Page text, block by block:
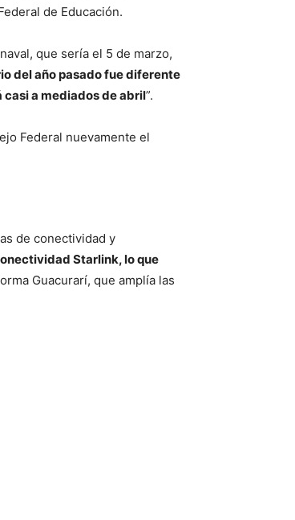
de Educación.
que sería el 5 de marzo,
del año pasado fue diferente
casi a mediados de abril”.
Federal nuevamente el
de conectividad y
Starlink, lo que
Guacurarí, que amplía las